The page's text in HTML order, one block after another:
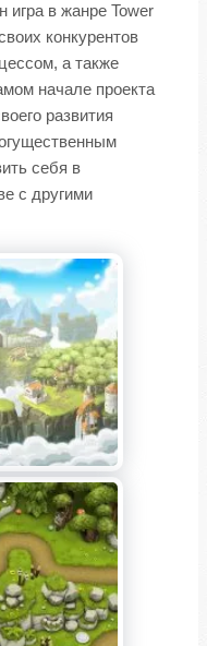
игра в жанре Tower
конкурентов
а также
начале проекта
развития
себя в
с другими